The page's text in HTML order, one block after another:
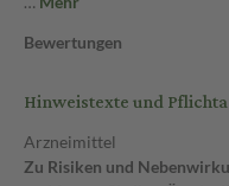
Bewertungen
Hinweistexte und
Arzneimittel
Zu Risiken und